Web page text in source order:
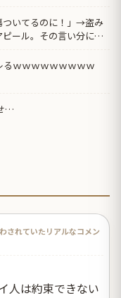
ついてるのに！」→盗み
ール。その言い分に周
るｗｗｗｗｗｗｗｗｗ
…
されていたリアルなコメン
人は約束できない